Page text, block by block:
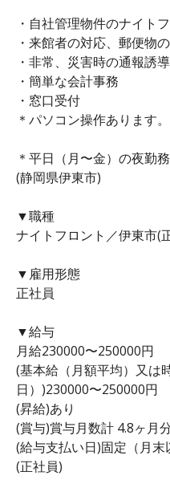
・自社管理物件のナイト
・来館者の対応、郵便物
・非常、災害時の通報誘
・簡単な会計事務
・窓口受付
＊パソコン操作あります。
＊平日（月〜金）の夜勤
(静岡県伊東市)
▼職種
ナイトフロント／伊東市(
▼雇用形態
正社員
▼給与
月給230000〜250000円
(基本給（月額平均）又は
日）)230000〜250000円
(昇給)あり
(賞与)賞与月数計 4.8ヶ月
(給与支払い日)固定（月末
(正社員)